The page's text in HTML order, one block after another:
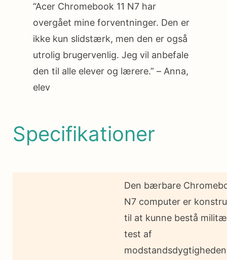
“Acer Chromebook 11 N7 har
overgået mine forventninger. Den er
ikke kun slidstærk, men den er også
utrolig brugervenlig. Jeg vil anbefale
den til alle elever og lærere.” – Anna,
elev
Specifikationer
Den bærbare
N7 computer er
til at kunne bestå
test af